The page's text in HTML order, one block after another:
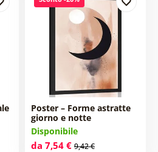
Poster – Forme astratte
giorno e notte
Disponibile
da 7,54 € 9,42 €